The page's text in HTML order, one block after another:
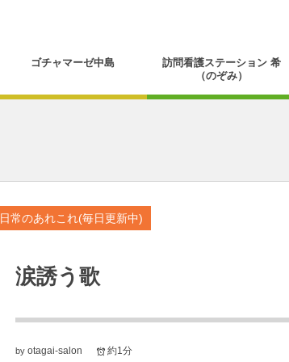
ゴチャマーゼ中島
訪問看護ステーション 希
（のぞみ）
日常のあれこれ(毎日更新中)
涙誘う歌
by otagai-salon 約1分